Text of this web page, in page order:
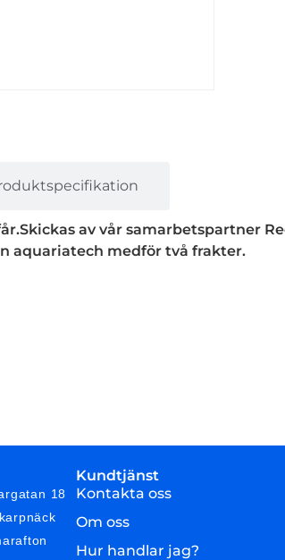
av vår samarbetspartner
aquariatech medför två frakter.
18
Kundtjänst
Kontakta oss
Om oss
Hur handlar jag?